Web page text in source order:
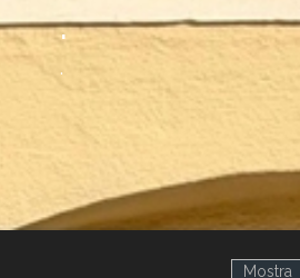
.
.
Mostra